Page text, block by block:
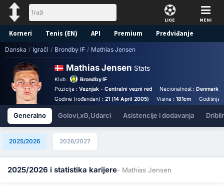
LIGE MENI
Korneri Tenis (EN) API Premium Predviđanje
Danska / Igrači / Brondby IF / Mathias Jensen
Mathias Jensen Stats
Klub :
Brondby IF
Pozicija : Veznjak - Centralni vezni red Nacionalnost :Denmark
Godine (rođendan) : 21 (14 April 2005) Visina :181cm Godišnja
Generalno Golovi,xG,Udarci Asistencije i dodavanja
2025/2026 2026/2027
2025/2026 i statistika karijere- Mathias Jensen